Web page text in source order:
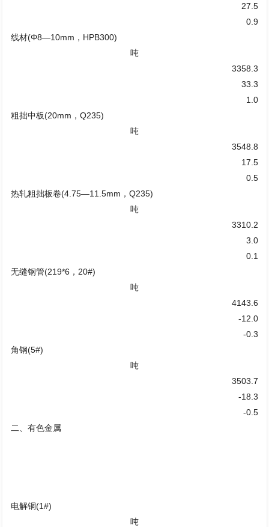
27.5
0.9
线材(Φ8—10mm，HPB300)
吨
3358.3
33.3
1.0
粗拙中板(20mm，Q235)
吨
3548.8
17.5
0.5
热轧粗拙板卷(4.75—11.5mm，Q235)
吨
3310.2
3.0
0.1
无缝钢管(219*6，20#)
吨
4143.6
-12.0
-0.3
角钢(5#)
吨
3503.7
-18.3
-0.5
二、有色金属
电解铜(1#)
吨